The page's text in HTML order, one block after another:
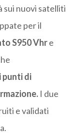
sui nuovi satelliti
per il
S950 Vhre
punti di
I due
e validati